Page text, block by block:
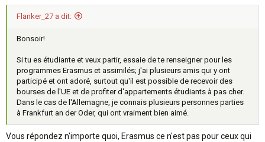
Flanker_27 a dit:
Bonsoir!
Si tu es étudiante et veux partir, essaie de te renseigner pour les
programmes Erasmus et assimilés; j'ai plusieurs amis qui y ont
participé et ont adoré, surtout qu'il est possible de recevoir des
bourses de l'UE et de profiter d'appartements étudiants à pas cher.
Dans le cas de l'Allemagne, je connais plusieurs personnes parties
à Frankfurt an der Oder, qui ont vraiment bien aimé.
Vous répondez n'importe quoi, Erasmus ce n'est pas pour ceux qui